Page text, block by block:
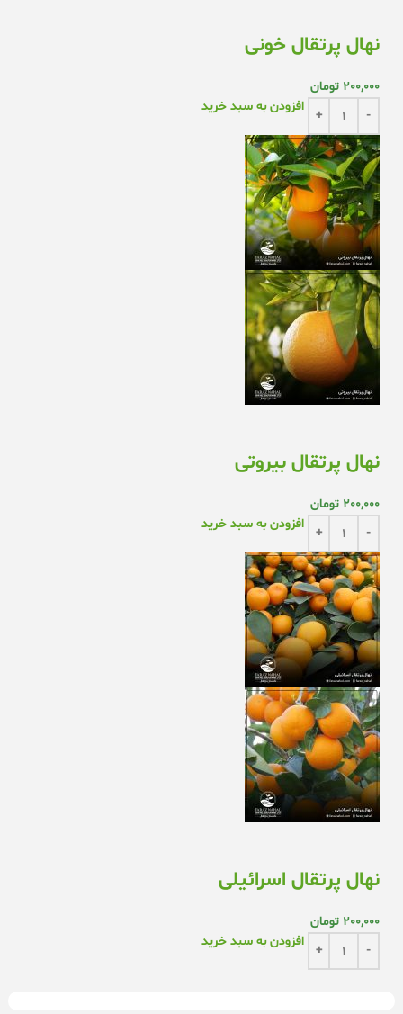
نهال پرتقال خونی
200,000 تومان
افزودن به سبد خرید
نهال پرتقال بیروتی
200,000 تومان
افزودن به سبد خرید
نهال پرتقال اسرائیلی
200,000 تومان
افزودن به سبد خرید